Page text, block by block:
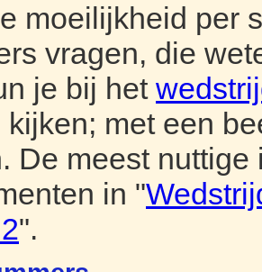
moeilijkheid per
vragen, die
je bij het
kijken; met een
De meest
in "
".